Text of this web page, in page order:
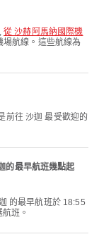
,從 沙赫阿馬納國際機
場航線。這些航線為
前往 沙迦 最受歡迎的
的最早航班幾點起
班。